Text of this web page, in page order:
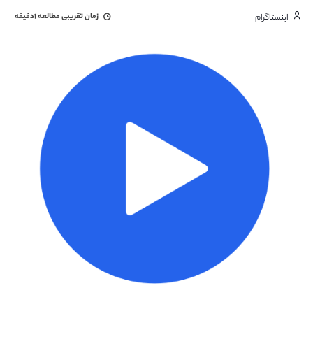
اینستاگرام زمان تقریبی مطالعه۱دقیقه